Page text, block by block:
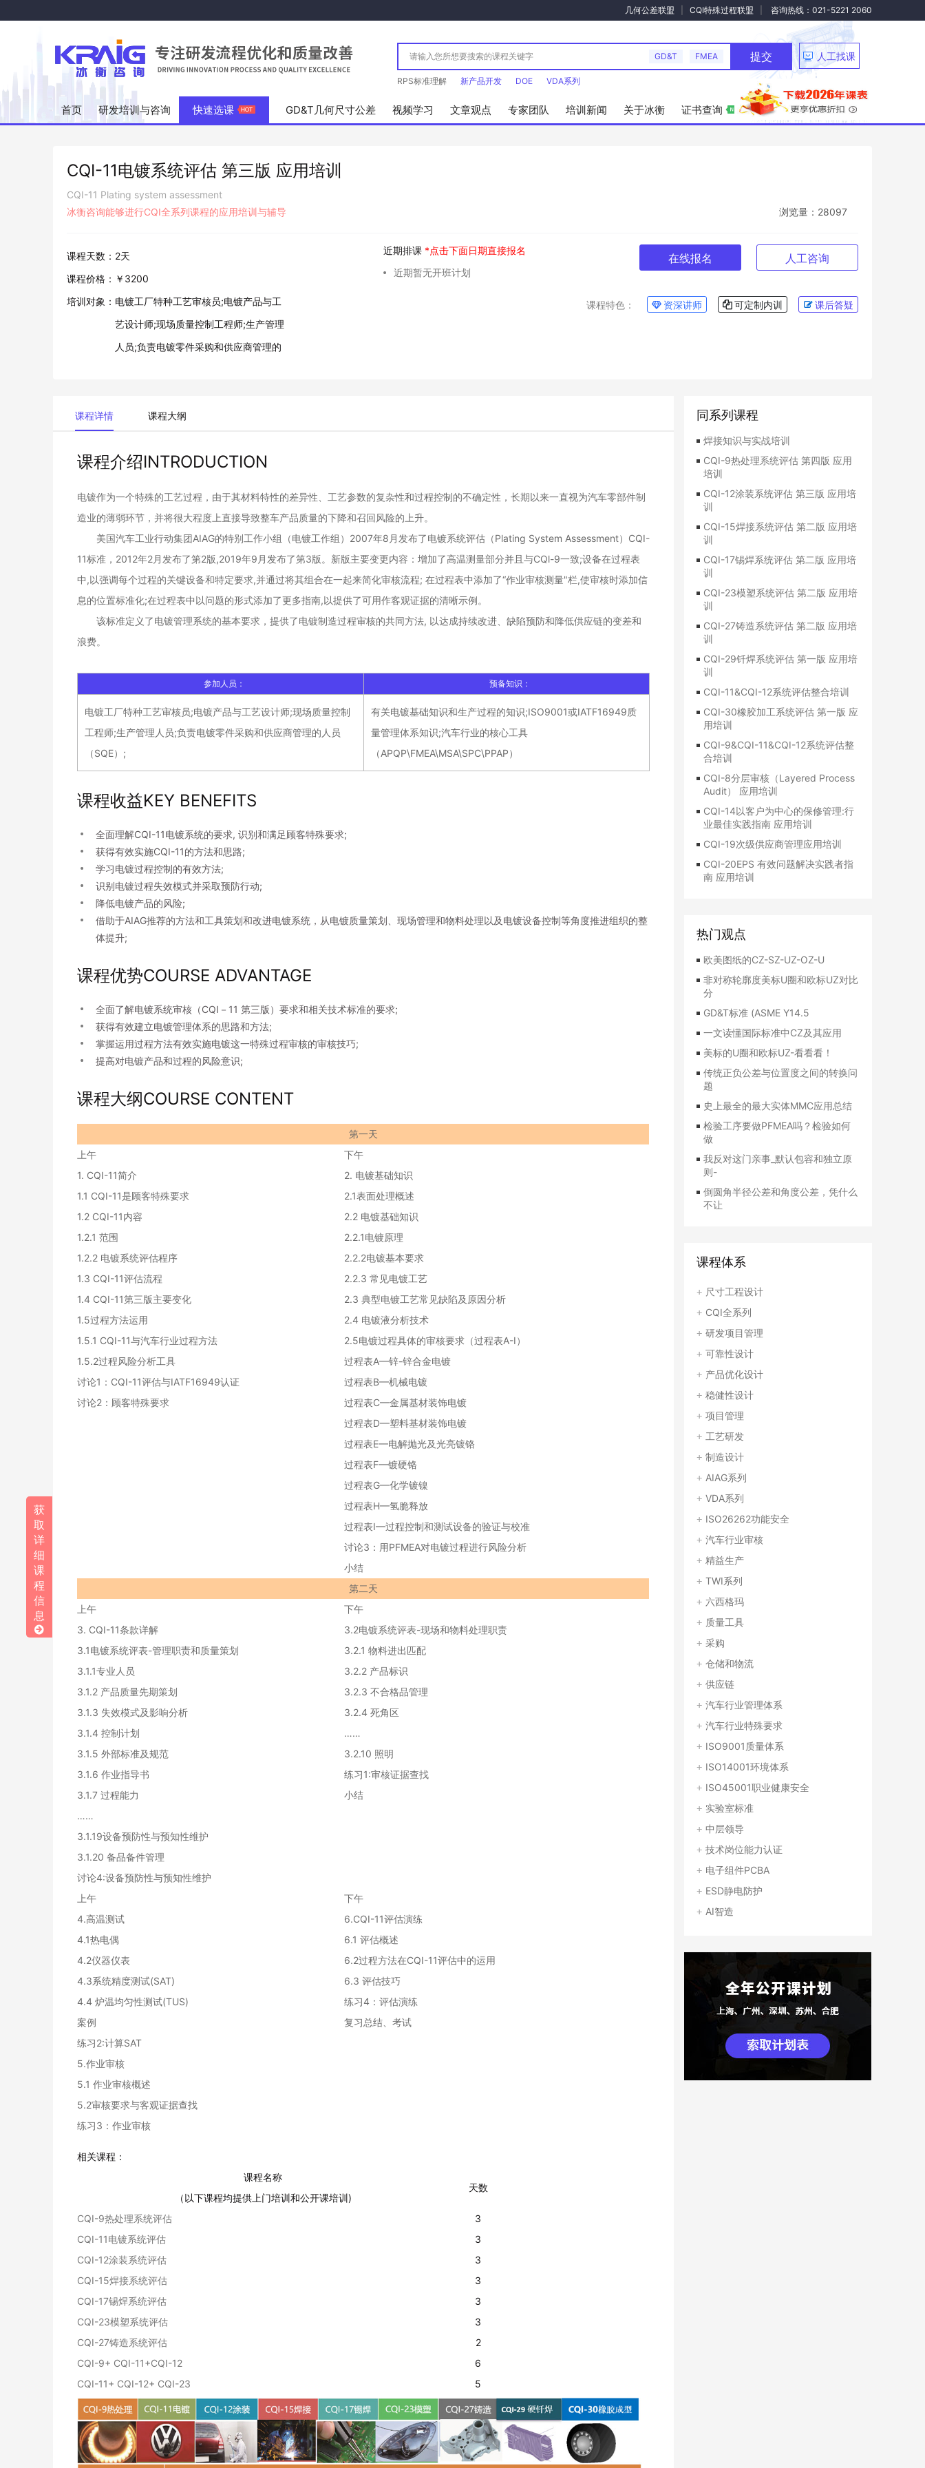
几何公差联盟 CQI特殊过程联盟 咨询热线：021-5221 2060
提交
GD&T FMEA
RPS标准理解 新产品开发 DOE VDA系列
RPS标准理解 新产品开发 DOE VDA系列
人工找课
首页 研发培训与咨询 快速选课 GD&T几何尺寸公差 视频学习 文章观点 专家团队 培训新闻 关于冰衡 证书查询
CQI-11电镀系统评估 第三版 应用培训
CQI-11 Plating system assessment
冰衡咨询能够进行CQI全系列课程的应用培训与辅导
浏览量：28097
课程天数： 2天
课程价格： ￥3200
培训对象： 电镀工厂特种工艺审核员;电镀产品与工
艺设计师;现场质量控制工程师;生产管理
人员;负责电镀零件采购和供应商管理的
近期排课 *点击下面日期直接报名
近期暂无开班计划
在线报名 人工咨询
课程特色： 资深讲师 可定制内训 课后答疑
课程详情 课程大纲
课程介绍INTRODUCTION
电镀作为一个特殊的工艺过程，由于其材料特性的差异性、工艺参数的复杂性和过程控制的不确定性，长期以来一直视为汽车零部件制
造业的薄弱环节，并将很大程度上直接导致整车产品质量的下降和召回风险的上升。
美国汽车工业行动集团AIAG的特别工作小组（电镀工作组）2007年8月发布了电镀系统评估（Plating System Assessment）CQI-
11标准，2012年2月发布了第2版,2019年9月发布了第3版。新版主要变更内容：增加了高温测量部分并且与CQl-9一致;设备在过程表
中,以强调每个过程的关键设备和特定要求,并通过将其组合在一起来简化审核流程; 在过程表中添加了“作业审核测量"栏,使审核时添加信
息的位置标准化;在过程表中以问题的形式添加了更多指南,以提供了可用作客观证据的清晰示例。
该标准定义了电镀管理系统的基本要求，提供了电镀制造过程审核的共同方法, 以达成持续改进、缺陷预防和降低供应链的变差和
浪费。
参加人员： 预备知识：
电镀工厂特种工艺审核员;电镀产品与工艺设计师;现场质量控制
工程师;生产管理人员;负责电镀零件采购和供应商管理的人员
（SQE）;
有关电镀基础知识和生产过程的知识;ISO9001或IATF16949质
量管理体系知识;汽车行业的核心工具
（APQP\FMEA\MSA\SPC\PPAP）
课程收益KEY BENEFITS
全面理解CQI-11电镀系统的要求, 识别和满足顾客特殊要求;
获得有效实施CQI-11的方法和思路;
学习电镀过程控制的有效方法;
识别电镀过程失效模式并采取预防行动;
降低电镀产品的风险;
借助于AIAG推荐的方法和工具策划和改进电镀系统，从电镀质量策划、现场管理和物料处理以及电镀设备控制等角度推进组织的整
体提升;
课程优势COURSE ADVANTAGE
全面了解电镀系统审核（CQI－11 第三版）要求和相关技术标准的要求;
获得有效建立电镀管理体系的思路和方法;
掌握运用过程方法有效实施电镀这一特殊过程审核的审核技巧;
提高对电镀产品和过程的风险意识;
课程大纲COURSE CONTENT
第一天
上午
1. CQI-11简介
1.1 CQI-11是顾客特殊要求
1.2 CQI-11内容
1.2.1 范围
1.2.2 电镀系统评估程序
1.3 CQI-11评估流程
1.4 CQI-11第三版主要变化
1.5过程方法运用
1.5.1 CQI-11与汽车行业过程方法
1.5.2过程风险分析工具
讨论1：CQI-11评估与IATF16949认证
讨论2：顾客特殊要求
下午
2. 电镀基础知识
2.1表面处理概述
2.2 电镀基础知识
2.2.1电镀原理
2.2.2电镀基本要求
2.2.3 常见电镀工艺
2.3 典型电镀工艺常见缺陷及原因分析
2.4 电镀液分析技术
2.5电镀过程具体的审核要求（过程表A-I）
过程表A—锌-锌合金电镀
过程表B—机械电镀
过程表C—金属基材装饰电镀
过程表D—塑料基材装饰电镀
过程表E—电解抛光及光亮镀铬
过程表F—镀硬铬
过程表G—化学镀镍
过程表H—氢脆释放
过程表I—过程控制和测试设备的验证与校准
讨论3：用PFMEA对电镀过程进行风险分析
小结
第二天
上午
3. CQI-11条款详解
3.1电镀系统评表-管理职责和质量策划
3.1.1专业人员
3.1.2 产品质量先期策划
3.1.3 失效模式及影响分析
3.1.4 控制计划
3.1.5 外部标准及规范
3.1.6 作业指导书
3.1.7 过程能力
……
3.1.19设备预防性与预知性维护
3.1.20 备品备件管理
讨论4:设备预防性与预知性维护
下午
3.2电镀系统评表-现场和物料处理职责
3.2.1 物料进出匹配
3.2.2 产品标识
3.2.3 不合格品管理
3.2.4 死角区
……
3.2.10 照明
练习1:审核证据查找
小结
上午
4.高温测试
4.1热电偶
4.2仪器仪表
4.3系统精度测试(SAT)
4.4 炉温均匀性测试(TUS)
案例
练习2:计算SAT
5.作业审核
5.1 作业审核概述
5.2审核要求与客观证据查找
练习3：作业审核
下午
6.CQI-11评估演练
6.1 评估概述
6.2过程方法在CQI-11评估中的运用
6.3 评估技巧
练习4：评估演练
复习总结、考试
相关课程：
课程名称
（以下课程均提供上门培训和公开课培训)
天数
CQI-9热处理系统评估
3
CQI-11电镀系统评估
3
CQI-12涂装系统评估
3
CQI-15焊接系统评估
3
CQI-17锡焊系统评估
3
CQI-23模塑系统评估
3
CQI-27铸造系统评估
2
CQI-9+ CQI-11+CQI-12
6
CQI-11+ CQI-12+ CQI-23
5
同系列课程
焊接知识与实战培训
CQI-9热处理系统评估 第四版 应用
培训
CQI-12涂装系统评估 第三版 应用培
训
CQI-15焊接系统评估 第二版 应用培
训
CQI-17锡焊系统评估 第二版 应用培
训
CQI-23模塑系统评估 第二版 应用培
训
CQI-27铸造系统评估 第二版 应用培
训
CQI-29钎焊系统评估 第一版 应用培
训
CQI-11&CQI-12系统评估整合培训
CQI-30橡胶加工系统评估 第一版 应
用培训
CQI-9&CQI-11&CQI-12系统评估整
合培训
CQI-8分层审核（Layered Process
Audit） 应用培训
CQI-14以客户为中心的保修管理:行
业最佳实践指南 应用培训
CQI-19次级供应商管理应用培训
CQI-20EPS 有效问题解决实践者指
南 应用培训
热门观点
欧美图纸的CZ-SZ-UZ-OZ-U
非对称轮廓度美标U圈和欧标UZ对比
分
GD&T标准 (ASME Y14.5
一文读懂国际标准中CZ及其应用
美标的U圈和欧标UZ-看看看！
传统正负公差与位置度之间的转换问
题
史上最全的最大实体MMC应用总结
检验工序要做PFMEA吗？检验如何
做
我反对这门亲事_默认包容和独立原
则-
倒圆角半径公差和角度公差，凭什么
不让
课程体系
尺寸工程设计
CQI全系列
研发项目管理
可靠性设计
产品优化设计
稳健性设计
项目管理
工艺研发
制造设计
AIAG系列
VDA系列
ISO26262功能安全
汽车行业审核
精益生产
TWI系列
六西格玛
质量工具
采购
仓储和物流
供应链
汽车行业管理体系
汽车行业特殊要求
ISO9001质量体系
ISO14001环境体系
ISO45001职业健康安全
实验室标准
中层领导
技术岗位能力认证
电子组件PCBA
ESD静电防护
AI智造
获
取
详
细
课
程
信
息